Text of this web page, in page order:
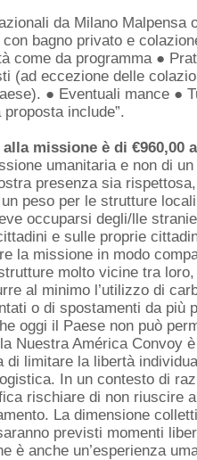
da Milano Malpensa
bagno privato e
come da programma ●
(ad eccezione delle
● Eventuali mance ●
include”.
missione è di €960,00
umanitaria e non di
presenza sia
peso per le strutture
occuparsi degli/lle
e sulle proprie
la missione in modo
molto vicine tra
al minimo l’utilizzo di
o di spostamenti da più
oggi il Paese non può
Nuestra América Convoy
limitare la libertà
In un contesto di
rischiare di non riuscire
La dimensione
previsti momenti
è anche un’esperienza